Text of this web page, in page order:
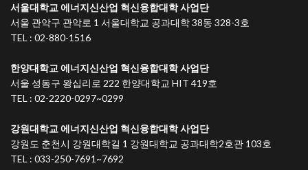
서울대학교 에너지신산업 혁신융합대학 사업단
서울 관악구 관악로 1 서울대학교 공과대학 38동 328-3호
TEL : 02-880-1516
한양대학교 에너지신산업 혁신융합대학 사업단
서울 성동구 왕십리로 222 한양대학교 HIT 419호
TEL : 02-2220-0297~0299
강원대학교 에너지신산업 혁신융합대학 사업단
강원도 춘천시 강원대학길 1 강원대학교 공과대학2호관 103호
TEL : 033-250-7691~7692